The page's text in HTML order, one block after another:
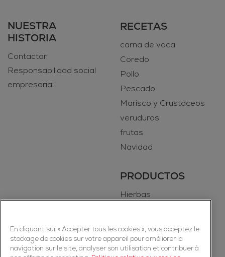
NUESTRA
HISTORIA
Contactar
Responsabilidad social
empresarial
RECETAS
carna de vaca
Coredo
Pollo
Pescado
Marisco y Crustaceos
veruduras
frutas
Navidad
PRODUCTOS
Hierbas
En cliquant sur « Accepter tous les cookies », vous acceptez le
stockage de cookies sur votre appareil pour améliorer la
navigation sur le site, analyser son utilisation et contribuer à